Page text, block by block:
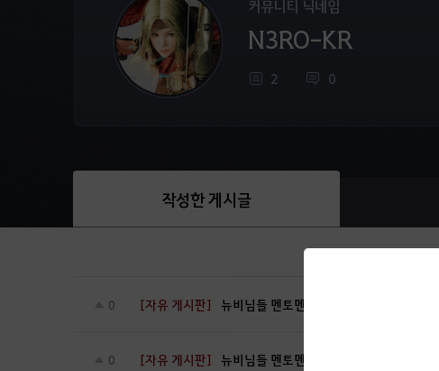
커뮤니티 닉네임
N3RO-KR
2 0
작성한 게시글
[자유 게시판] 뉴비님들 멘토멘티 쿠폰 받아가세요222
0
[자유 게시판] 뉴비님들 멘토멘티 쿠폰 받아가세요
0